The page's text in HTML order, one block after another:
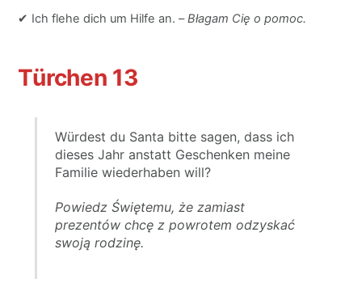
✔ Ich flehe dich um Hilfe an. –Błagam Cię o pomoc.
Türchen 13
Würdest du Santa bitte sagen, dass ich
dieses Jahr anstatt Geschenken meine
Familie wiederhaben will?
Powiedz Świętemu, że zamiast
prezentów chcę z powrotem odzyskać
swoją rodzinę.